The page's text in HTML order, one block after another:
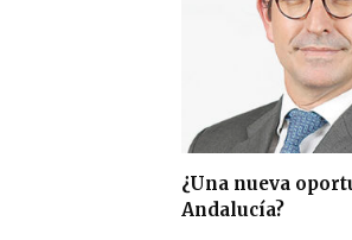
¿Una nueva
Andalucía?